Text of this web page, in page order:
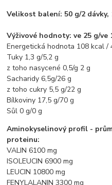
Velikost balení: 50 g/2 dávky,
Výživové hodnoty: ve 25 g/ve
Energetická hodnota 108 kcal /
Tuky 1,3 g/5,2 g
z toho nasycené 0,5/g 2 g
Sacharidy 6,5g/26 g
z toho cukry 5,5 g/22 g
Bílkoviny 17,5 g/70 g
Sůl 0 g/0 g
Aminokyselinový profil -
proteinu:
VALIN 6100 mg
ISOLEUCIN 6900 mg
LEUCIN 10800 mg
FENYLALANIN 3300 mg